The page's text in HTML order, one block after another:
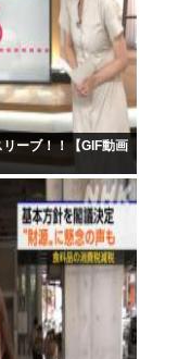
ーブ！！【GIF動画